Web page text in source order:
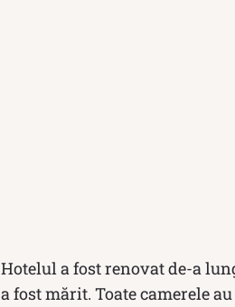
Hotelul a fost renovat de-a
a fost mărit. Toate camerele